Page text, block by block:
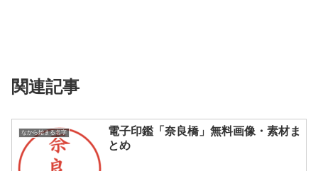
関連記事
なから始まる名字
電子印鑑「奈良橋」無料画像・素材ま
とめ